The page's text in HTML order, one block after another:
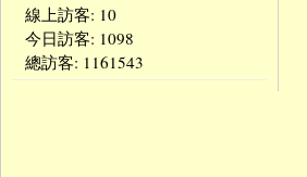
線上訪客: 10
今日訪客: 1098
總訪客: 1161543